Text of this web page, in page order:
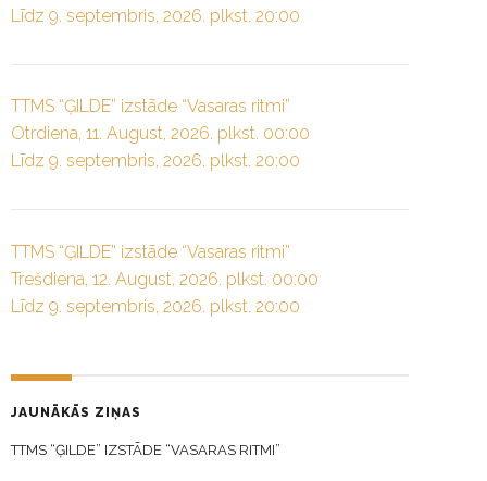
Līdz 9. septembris, 2026. plkst. 20:00
TTMS “ĢILDE” izstāde “Vasaras ritmi”
Otrdiena, 11. August, 2026. plkst. 00:00
Līdz 9. septembris, 2026. plkst. 20:00
TTMS “ĢILDE” izstāde “Vasaras ritmi”
Trešdiena, 12. August, 2026. plkst. 00:00
Līdz 9. septembris, 2026. plkst. 20:00
JAUNĀKĀS ZIŅAS
TTMS “ĢILDE” IZSTĀDE “VASARAS RITMI”